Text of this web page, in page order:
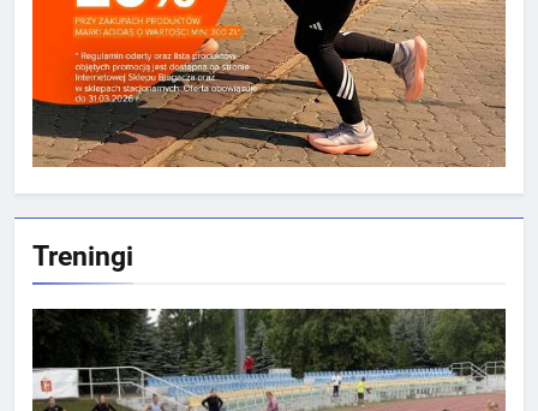
Treningi